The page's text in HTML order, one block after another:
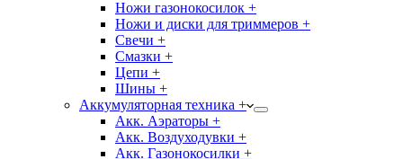
Ножи газонокосилок +
Ножи и диски для триммеров +
Свечи +
Смазки +
Цепи +
Шины +
Аккумуляторная техника +
Акк. Аэраторы +
Акк. Воздуходувки +
Акк. Газонокосилки +